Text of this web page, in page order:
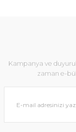
Kampanya ve
zaman e-